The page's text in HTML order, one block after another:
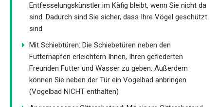
Entfesselungskünstler im Käfig bleibt, wenn Sie nicht da
sind. Dadurch sind Sie sicher, dass Ihre Vögel geschützt
sind
Mit Schiebtüren: Die Schiebetüren neben den
Futternäpfen erleichtern Ihnen, Ihren gefiederten
Freunden Futter und Wasser zu geben. Außerdem
können Sie neben der Tür ein Vogelbad anbringen
(Vogelbad NICHT enthalten)